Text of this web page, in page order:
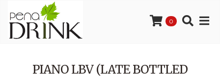
0
PIANO LBV (LATE BOTTLED